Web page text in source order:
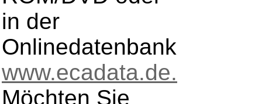
in der
Onlinedatenbank
www.ecadata.de.
Möchten Sie